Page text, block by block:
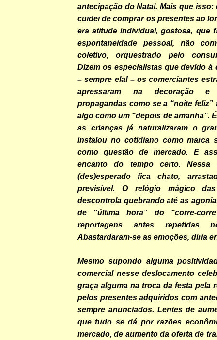
antecipação do Natal. Mais que isso:
cuidei de comprar os presentes ao
era atitude individual, gostosa, que
espontaneidade pessoal, não
coletivo, orquestrado pelo
Dizem os especialistas que devido à
– sempre ela! – os comerciantes
apressaram na decoração e
propagandas como se a “noite feliz”
algo como um “depois de amanhã”.
as crianças já naturalizaram o
instalou no cotidiano como marca
como questão de mercado. E
encanto do tempo certo. Nessa
(des)esperado fica chato,
previsível. O relógio mágico
descontrola quebrando até as
de “última hora” do “corre-
reportagens antes repetidas
Abastardaram-se as emoções, diria
Mesmo supondo alguma
comercial nesse deslocamento
graça alguma na troca da festa pela
pelos presentes adquiridos com
sempre anunciados. Lentes de
que tudo se dá por razões
mercado, de aumento da oferta de